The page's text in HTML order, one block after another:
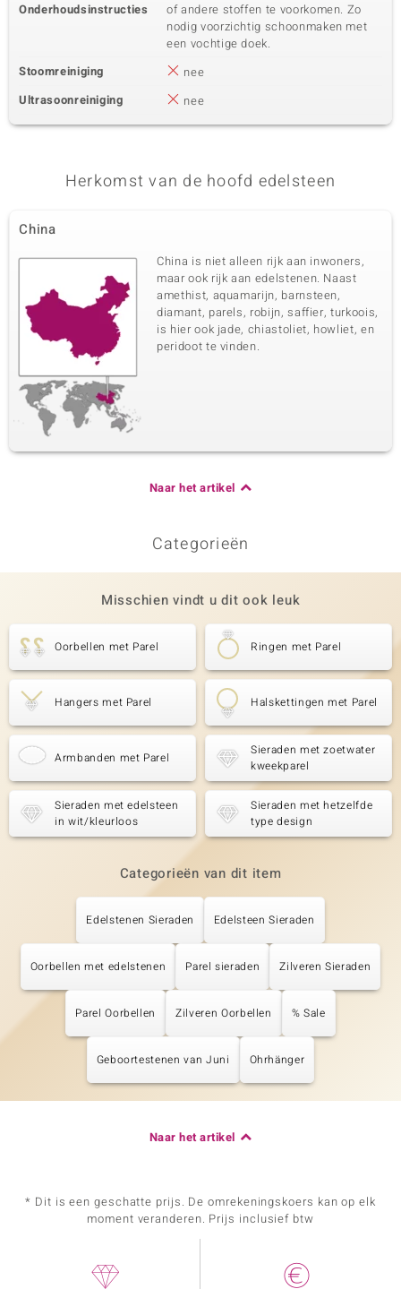
Onderhoudsinstructies
of andere stoffen te voorkomen. Zo
nodig voorzichtig schoonmaken met
een vochtige doek.
Stoomreiniging
nee
Ultrasoonreiniging
nee
Herkomst van de hoofd edelsteen
China
China is niet alleen rijk aan inwoners,
maar ook rijk aan edelstenen. Naast
amethist, aquamarijn, barnsteen,
diamant, parels, robijn, saffier, turkoois,
is hier ook jade, chiastoliet, howliet, en
peridoot te vinden.
Naar het artikel
Categorieën
Misschien vindt u dit ook leuk
Oorbellen met Parel Ringen met Parel
Hangers met Parel Halskettingen met Parel
Armbanden met Parel
Sieraden met zoetwater
kweekparel
Sieraden met edelsteen
in wit/kleurloos
Sieraden met hetzelfde
type design
Categorieën van dit item
Edelstenen Sieraden Edelsteen Sieraden
Oorbellen met edelstenen Parel sieraden Zilveren Sieraden
Parel Oorbellen Zilveren Oorbellen % Sale
Geboortestenen van Juni Ohrhänger
Naar het artikel
* Dit is een geschatte prijs. De omrekeningskoers kan op elk
moment veranderen. Prijs inclusief btw